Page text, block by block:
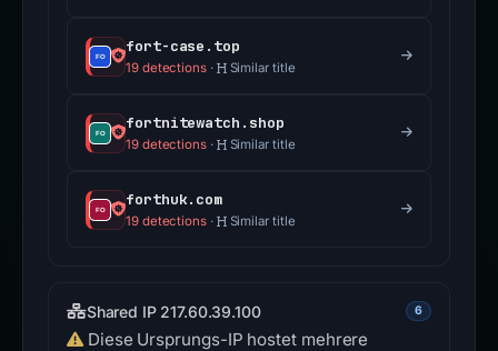
fort-case.top
19 detections· Similar title
fortnitewatch.shop
19 detections· Similar title
forthuk.com
19 detections· Similar title
Shared IP 217.60.39.100 6
Diese Ursprungs-IP hostet mehrere